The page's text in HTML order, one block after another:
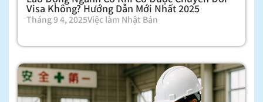
Visa Không? Hướng Dẫn Mới Nhất 2025
Tháng 9 4, 2025Việc làm Nhật Bản